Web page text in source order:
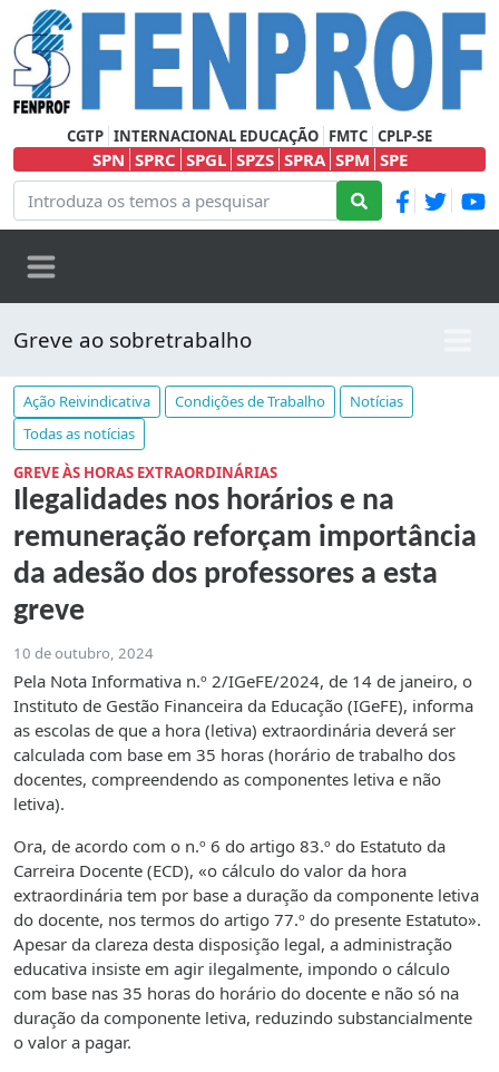
CGTP INTERNACIONAL EDUCAÇÃO FMTC CPLP-SE
SPN SPRC SPGL SPZS SPRA SPM SPE
Greve ao sobretrabalho
Ação Reivindicativa Condições de Trabalho
Notícias
Todas as notícias
GREVE ÀS HORAS EXTRAORDINÁRIAS
Ilegalidades nos horários e na
remuneração reforçam importância
da adesão dos professores a esta
greve
10 de outubro, 2024
Pela Nota Informativa n.º 2/IGeFE/2024, de 14 de janeiro, o
Instituto de Gestão Financeira da Educação (IGeFE), informa
as escolas de que a hora (letiva) extraordinária deverá ser
calculada com base em 35 horas (horário de trabalho dos
docentes, compreendendo as componentes letiva e não
letiva).
Ora, de acordo com o n.º 6 do artigo 83.º do Estatuto da
Carreira Docente (ECD), «o cálculo do valor da hora
extraordinária tem por base a duração da componente letiva
do docente, nos termos do artigo 77.º do presente Estatuto».
Apesar da clareza desta disposição legal, a administração
educativa insiste em agir ilegalmente, impondo o cálculo
com base nas 35 horas do horário do docente e não só na
duração da componente letiva, reduzindo substancialmente
o valor a pagar.